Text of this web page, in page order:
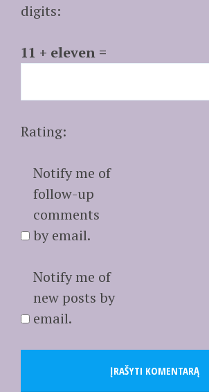
digits:
11 + eleven =
Rating:
Notify me of
follow-up
comments
by email.
Notify me of
new posts by
email.